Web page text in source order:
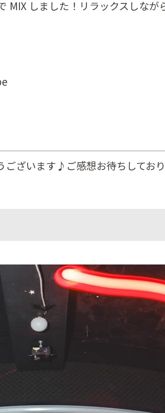
MIX しました！リラックスしな
ざいます♪ご感想お待ちしており